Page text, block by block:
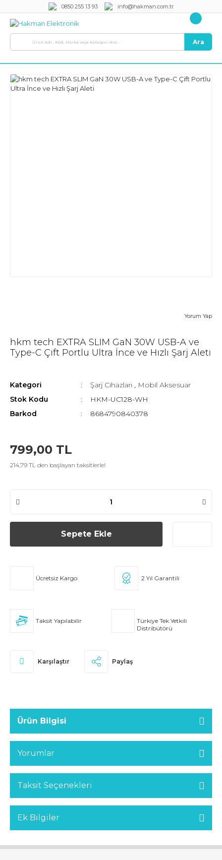
0850 255 13 93 info@hakman.com.tr
Ara
Yorum Yap
hkm tech EXTRA SLIM GaN 30W USB-A ve
Type-C Çift Portlu Ultra İnce ve Hızlı Şarj Aleti
Kategori Şarj Cihazları , Mobil Aksesuar
Stok Kodu
HKM-UC128-WH
Barkod
8684790840378
799,00 TL
214,79 TL den başlayan taksitlerle!
Sepete Ekle
Ücretsiz Kargo 2 Yıl Garantili
Taksit Yapılabilir
Türkiye Tek Yetkili
Distribütörü
Karşılaştır Paylaş
Ürün Bilgisi
Yorumlar
Taksit Seçenekleri
Ek Bilgiler